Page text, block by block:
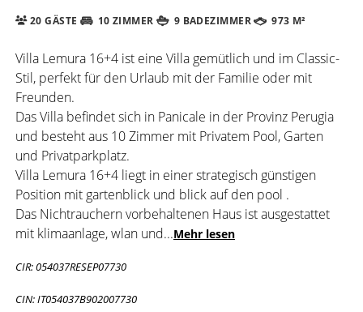
20 GÄSTE 10 ZIMMER 9 BADEZIMMER 973 M²
Villa Lemura 16+4 ist eine Villa gemütlich und im Classic-
Stil, perfekt für den Urlaub mit der Familie oder mit
Freunden.
Das Villa befindet sich in Panicale in der Provinz Perugia
und besteht aus 10 Zimmer mit Privatem Pool, Garten
und Privatparkplatz.
Villa Lemura 16+4 liegt in einer strategisch günstigen
Position mit gartenblick und blick auf den pool .
Das Nichtrauchern vorbehaltenen Haus ist ausgestattet
mit klimaanlage, wlan und...Mehr lesen
CIR: 054037RESEP07730
CIN: IT054037B902007730